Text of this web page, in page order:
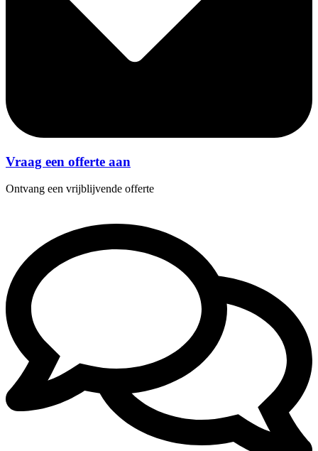
Vraag een offerte aan
Ontvang een vrijblijvende offerte